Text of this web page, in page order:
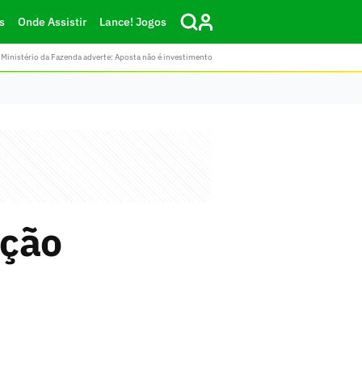
Onde Assistir Lance! Jogos
da Fazenda adverte: Aposta não é investimento